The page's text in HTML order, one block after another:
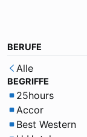
BERUFE
Alle
BEGRIFFE
25hours
Accor
Best Western